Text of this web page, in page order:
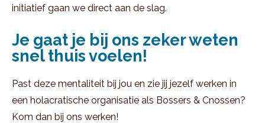
initiatief gaan we direct aan de slag.
Je gaat je bij ons zeker weten
snel thuis voelen!
Past deze mentaliteit bij jou en zie jij jezelf werken in
een holacratische organisatie als Bossers & Cnossen?
Kom dan bij ons werken!